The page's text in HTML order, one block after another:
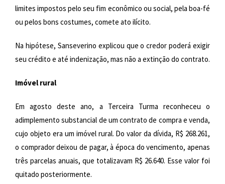
limites impostos pelo seu fim econômico ou social, pela boa-fé
ou pelos bons costumes, comete ato ilícito.
Na hipótese, Sanseverino explicou que o credor poderá exigir
seu crédito e até indenização, mas não a extinção do contrato.
Imóvel rural
Em agosto deste ano, a Terceira Turma reconheceu o
adimplemento substancial de um contrato de compra e venda,
cujo objeto era um imóvel rural. Do valor da dívida, R$ 268.261,
o comprador deixou de pagar, à época do vencimento, apenas
três parcelas anuais, que totalizavam R$ 26.640. Esse valor foi
quitado posteriormente.